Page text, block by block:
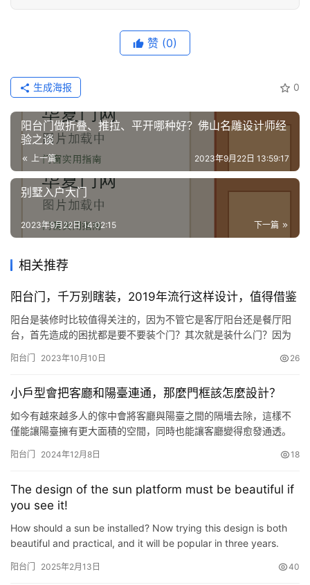
赞 (0)
0
生成海报
阳台门做折叠、推拉、平开哪种好？佛山名雕设计师经
验之谈
上一篇 2023年9月22日 13:59:17
别墅入户大门
下一篇
2023年9月22日 14:02:15
相关推荐
阳台门，千万别瞎装，2019年流行这样设计，值得借鉴
阳台是装修时比较值得关注的，因为不管它是客厅阳台还是餐厅阳
台，首先造成的困扰都是要不要装个门？其次就是装什么门？因为
万别乱装，因为，它会影响你的正常生活，拉低你屋子的颜值，更
觉得房间的面积不够大。那就不装门，直接打通。将其打通变成休
闲区，…
阳台门 2023年10月10日 26
小戶型會把客廳和陽臺連通，那麼門框該怎麼設計？
如今有越來越多人的傢中會將客廳與陽臺之間的隔墻去除，這樣不
僅能讓陽臺擁有更大面積的空間，同時也能讓客廳變得愈發通透。
更加美觀，就成為瞭許多人頭疼的問題。 摘要 門框的設計可以稱得
的視覺效果，那麼與客廳與陽臺連通之後，該如何設計最美觀呢? …
阳台门 2024年12月8日 18
The design of the sun platform must be beautiful if
you see it!
How should a sun be installed? Now trying this design is both
beautiful and practical, and it will be popular in three years.
阳台门 2025年2月13日 40